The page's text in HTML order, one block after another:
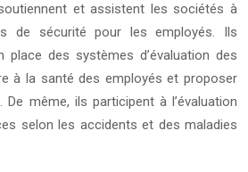
et assistent les sociétés à
de sécurité pour les employés. Ils
place des systèmes d’évaluation des
à la santé des employés et proposer
même, ils participent à l’évaluation
selon les accidents et des maladies